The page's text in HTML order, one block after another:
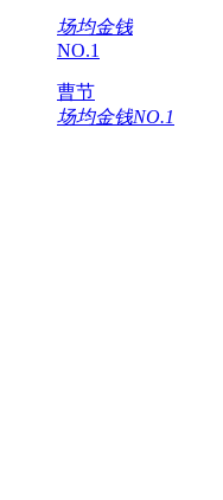
场均金钱
NO.1
曹节
场均金钱NO.1